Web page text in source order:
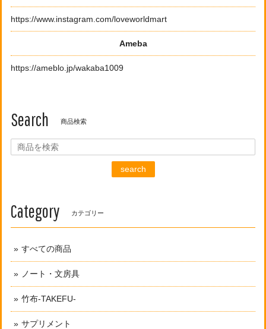
https://www.instagram.com/loveworldmart
Ameba
https://ameblo.jp/wakaba1009
Search 商品検索
search
Category カテゴリー
すべての商品
ノート・文房具
竹布-TAKEFU-
サプリメント